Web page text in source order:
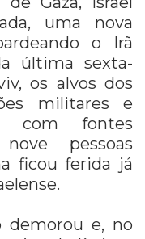
uma nova
o Irã
última sexta-
os alvos dos
militares e
com fontes
pessoas
ficou ferida já
demorou e, no